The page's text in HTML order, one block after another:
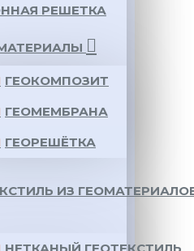
РЕШЕТКА
ГЕОКОМПОЗИТ
ГЕОМЕМБРАНА
ГЕОРЕШЁТКА
ИЗ